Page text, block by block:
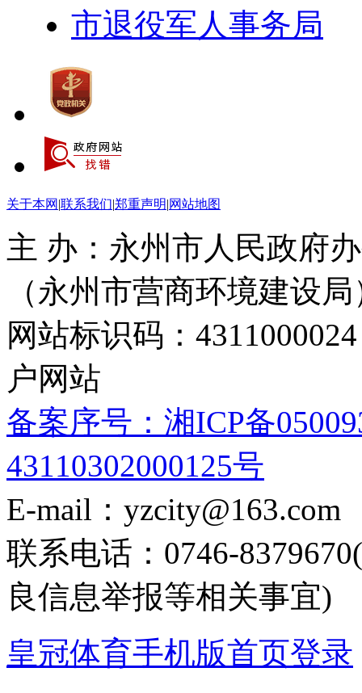
市退役军人事务局
关于本网 |联系我们|郑重声明|网站地图
主 办：永州市人民政府
（永州市营商环境建设局
网站标识码：
户网站
备案序号：湘ICP备
43110302000125号
E-mail：yzcity@163.com
联系电话：0746-
良信息举报等相关事宜)
皇冠体育手机版首页登录